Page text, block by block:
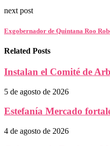
next post
Exgobernador de Quintana Roo
Related Posts
Instalan el Comité de
5 de agosto de 2026
Estefanía Mercado
4 de agosto de 2026